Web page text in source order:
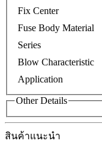
Fix Center
Fuse Body Material
Series
Blow Characteristic
Application
Other Details
สินค้าแนะนำ